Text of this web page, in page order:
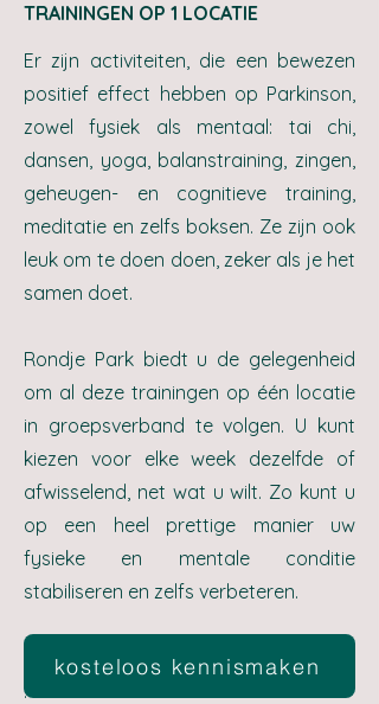
TRAININGEN OP 1 LOCATIE
Er zijn activiteiten, die een bewezen
positief effect hebben op Parkinson,
zowel fysiek als mentaal: tai chi,
dansen, yoga, balanstraining, zingen,
geheugen- en cognitieve training,
meditatie en zelfs boksen. Ze zijn ook
leuk om te doen doen, zeker als je het
samen doet.
Rondje Park biedt u de gelegenheid
om al deze trainingen op één locatie
in groepsverband te volgen. U kunt
kiezen voor elke week dezelfde of
afwisselend, net wat u wilt. Zo kunt u
op een heel prettige manier uw
fysieke en mentale conditie
stabiliseren en zelfs verbeteren.
.
kosteloos kennismaken